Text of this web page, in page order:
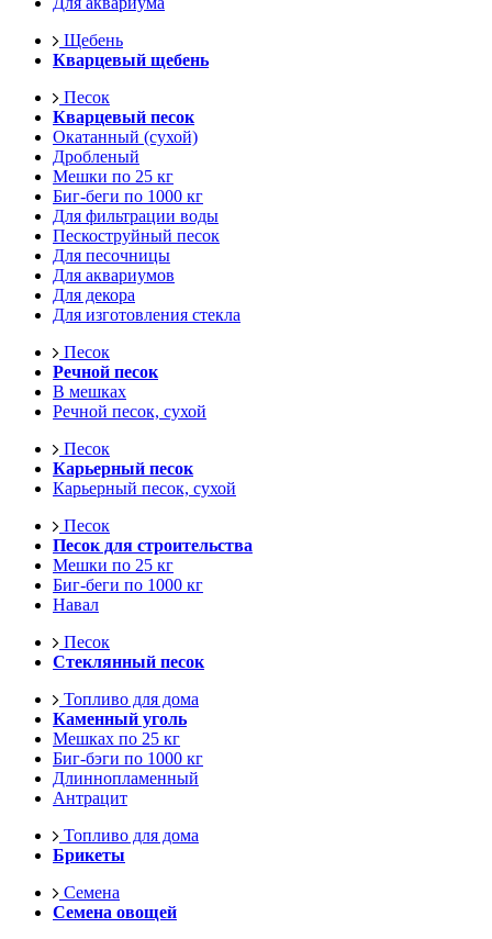
Щебень
Кварцевый щебень
Песок
Кварцевый песок
Окатанный (сухой)
Дробленый
Мешки по 25 кг
Биг-беги по 1000 кг
Для фильтрации воды
Пескоструйный песок
Для песочницы
Для аквариумов
Для декора
Для изготовления стекла
Песок
Речной песок
В мешках
Речной песок, сухой
Песок
Карьерный песок
Карьерный песок, сухой
Песок
Песок для строительства
Мешки по 25 кг
Биг-беги по 1000 кг
Навал
Песок
Стеклянный песок
Топливо для дома
Каменный уголь
Мешках по 25 кг
Биг-бэги по 1000 кг
Длиннопламенный
Антрацит
Топливо для дома
Брикеты
Семена
Семена овощей